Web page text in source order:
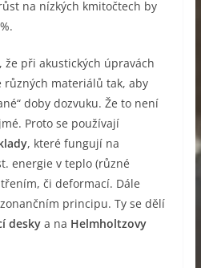
na nízkých kmitočtech by
že při akustických úpravách
různých materiálů tak, aby
doby dozvuku. Že to není
Proto se používají
, které fungují na
energie v teplo (různé
či deformací. Dále
principu. Ty se dělí
deskya na Helmholtzovy